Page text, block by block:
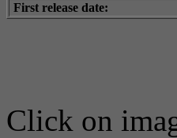
First release date:
Click on